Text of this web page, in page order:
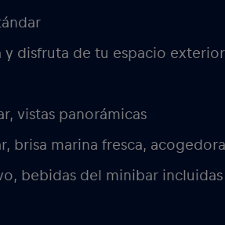
y disfruta de tu espacio
vistas panorámicas
brisa marina fresca,
bebidas del minibar